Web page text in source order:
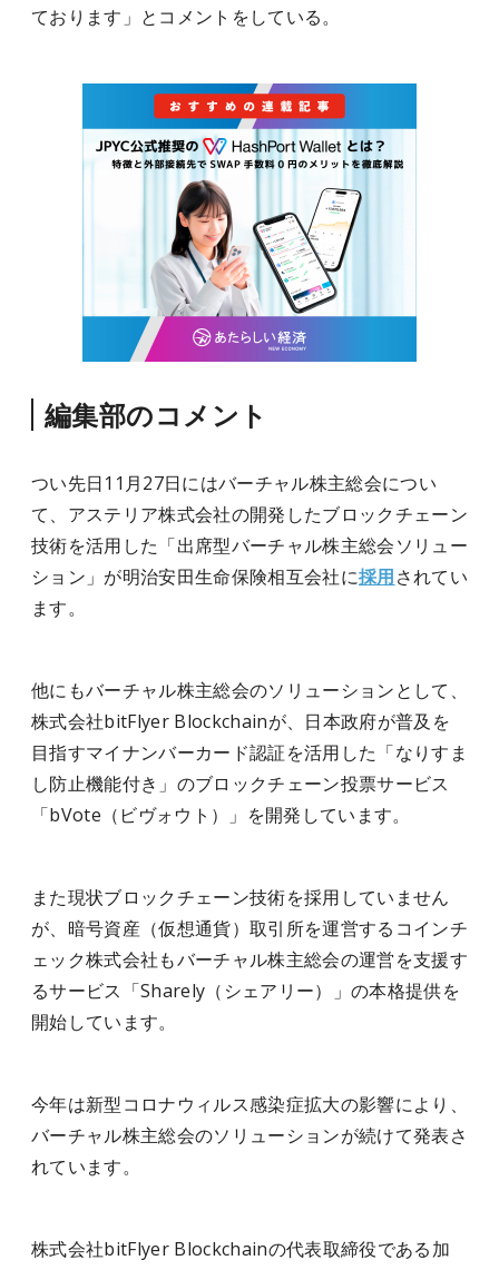
ております」とコメントをしている。
編集部のコメント
つい先日11月27日にはバーチャル株主総会につい
て、アステリア株式会社の開発したブロックチェーン
技術を活用した「出席型バーチャル株主総会ソリュー
ション」が明治安田生命保険相互会社に採用されてい
ます。
他にもバーチャル株主総会のソリューションとして、
株式会社bitFlyer Blockchainが、日本政府が普及を
目指すマイナンバーカード認証を活用した「なりすま
し防止機能付き」のブロックチェーン投票サービス
「bVote（ビヴォウト）」を開発しています。
また現状ブロックチェーン技術を採用していません
が、暗号資産（仮想通貨）取引所を運営するコインチ
ェック株式会社もバーチャル株主総会の運営を支援す
るサービス「Sharely（シェアリー）」の本格提供を
開始しています。
今年は新型コロナウィルス感染症拡大の影響により、
バーチャル株主総会のソリューションが続けて発表さ
れています。
株式会社bitFlyer Blockchainの代表取締役である加